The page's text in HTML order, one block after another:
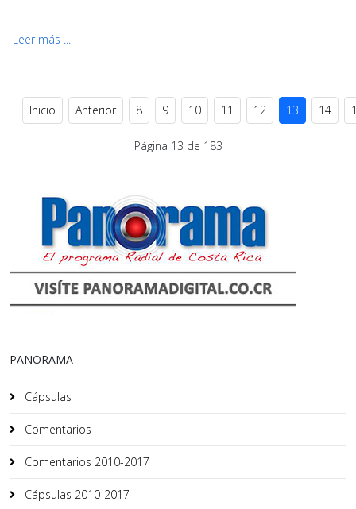
Leer más ...
Inicio Anterior 8 9 10 11 12 13 14
Página 13 de 183
PANORAMA
Cápsulas
Comentarios
Comentarios 2010-2017
Cápsulas 2010-2017